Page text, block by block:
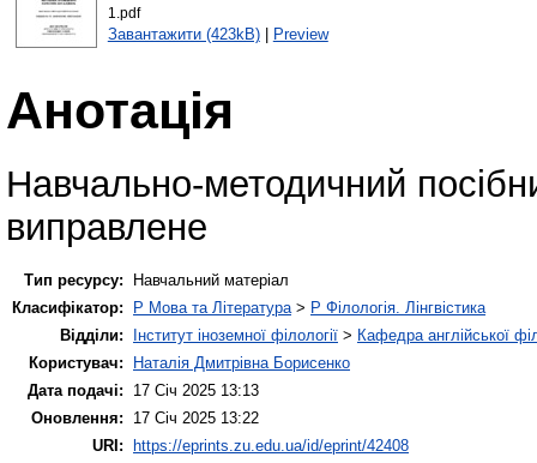
1.pdf
Завантажити (423kB)| Preview
Анотація
Навчально-методичний
виправлене
Тип ресурсу:
Навчальний матеріал
Класифікатор:
P Мова та Література > P Філологія. Лінгвістика
Відділи:
Інститут іноземної філології > Кафедра англійської
Користувач:
Наталія Дмитрівна Борисенко
Дата подачі:
17 Січ 2025 13:13
Оновлення:
17 Січ 2025 13:22
URI: https://eprints.zu.edu.ua/id/eprint/42408